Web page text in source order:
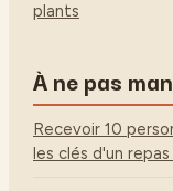
plants
À ne pas
Recevoir 10
les clés d'un